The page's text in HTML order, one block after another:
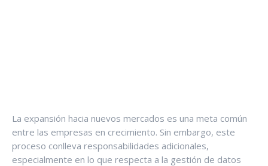
La expansión hacia nuevos mercados es una meta común
entre las empresas en crecimiento. Sin embargo, este
proceso conlleva responsabilidades adicionales,
especialmente en lo que respecta a la gestión de datos